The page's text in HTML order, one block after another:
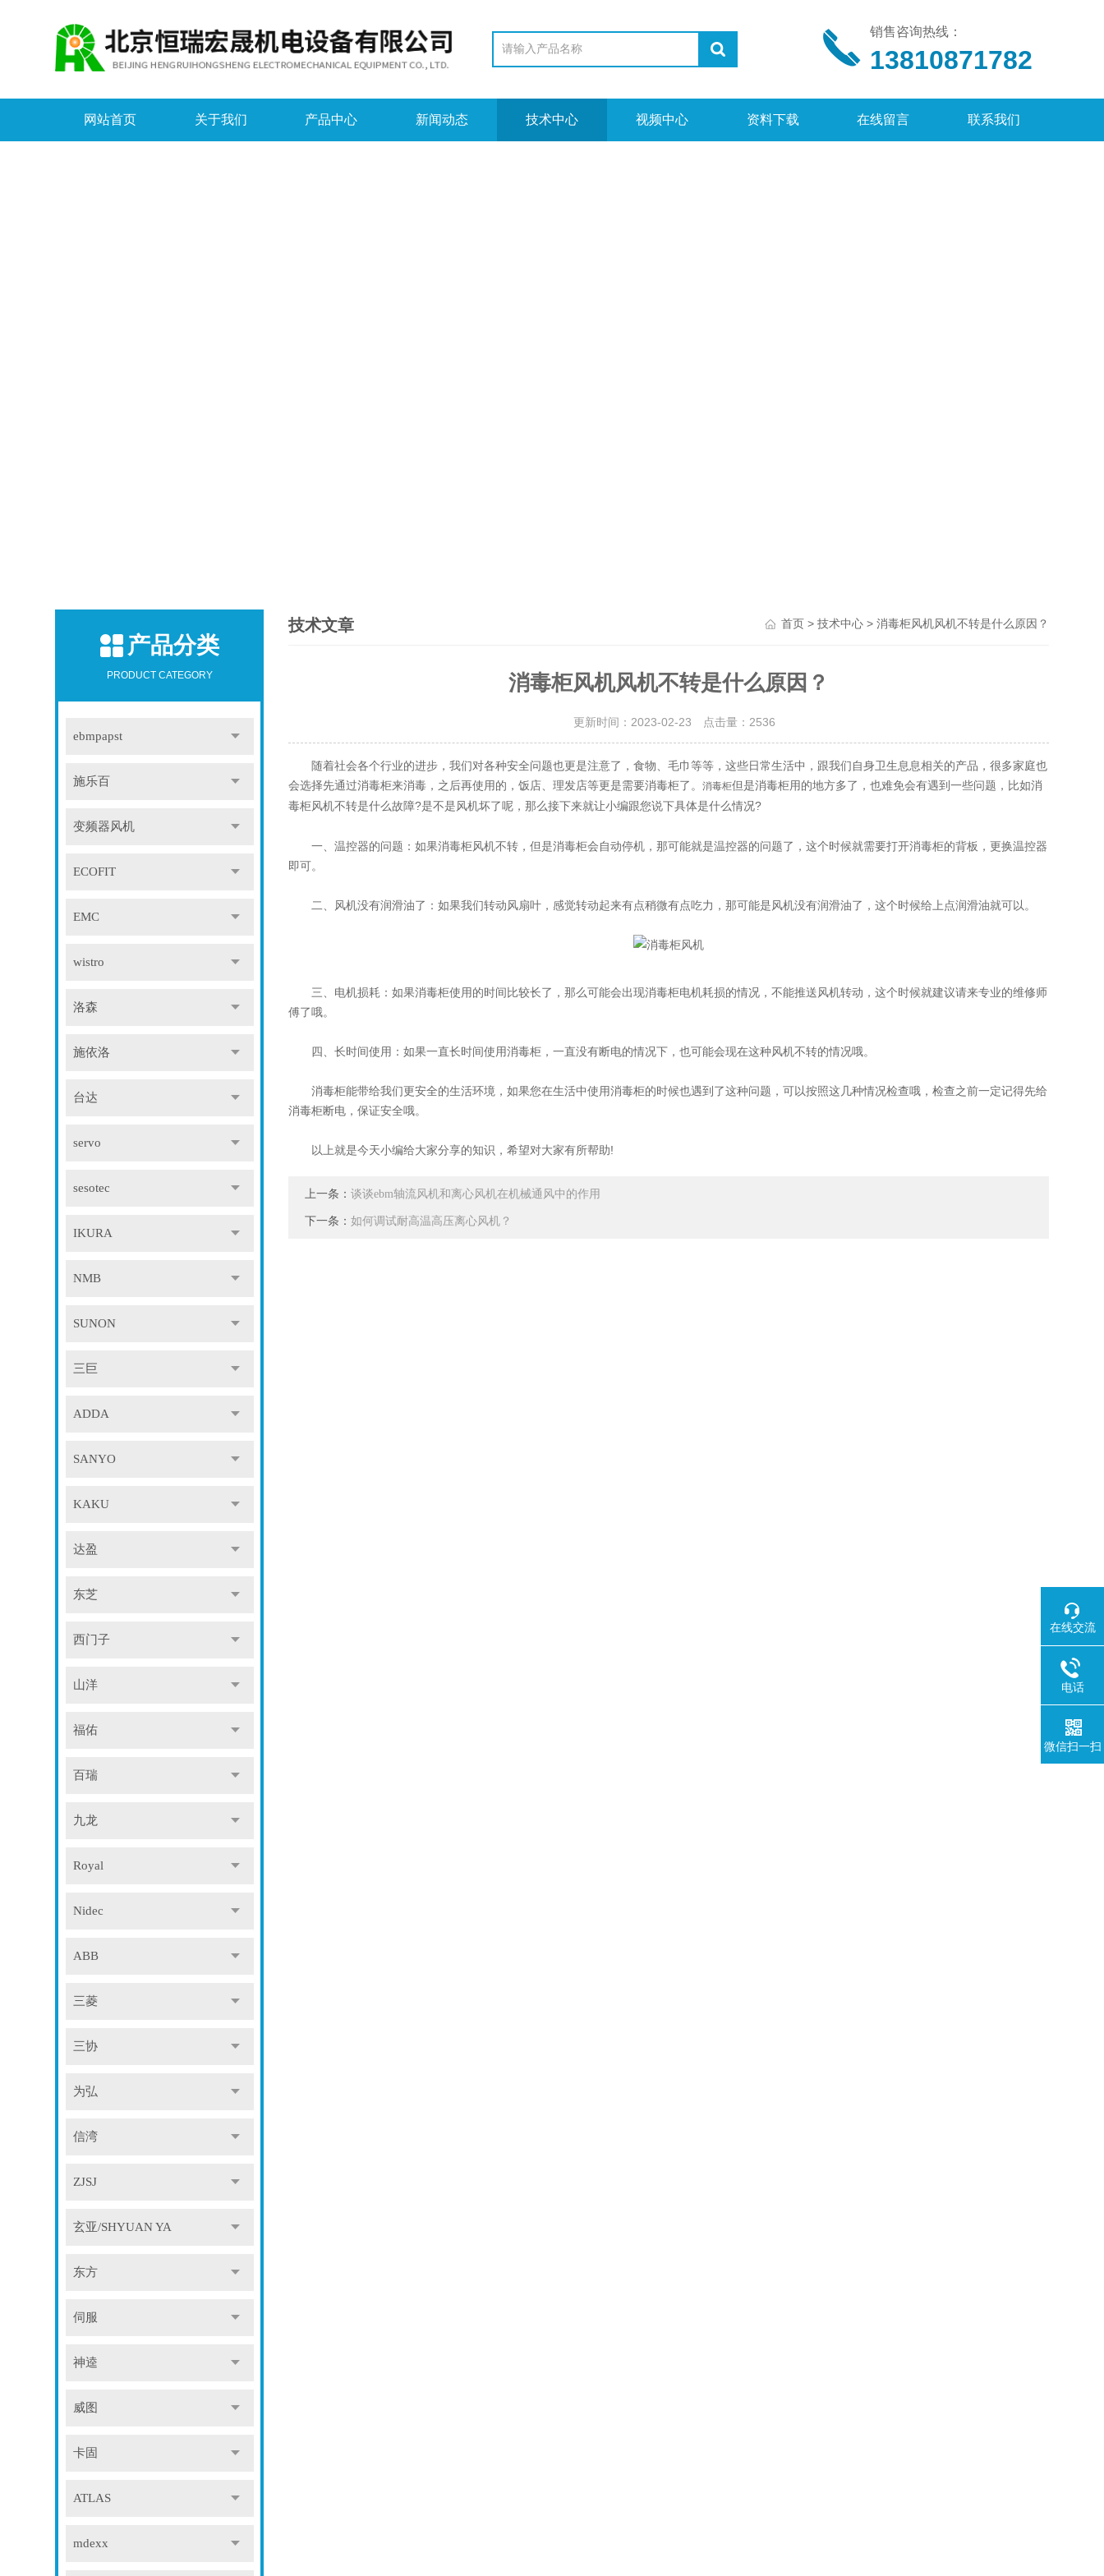
销售咨询热线：
13810871782
网站首页 关于我们 产品中心 新闻动态 技术中心 视频中心 资料下载 在线留言 联系我们
产品分类
PRODUCT CATEGORY
ebmpapst
施乐百
变频器风机
ECOFIT
EMC
wistro
洛森
施依洛
台达
servo
sesotec
IKURA
NMB
SUNON
三巨
ADDA
SANYO
KAKU
达盈
东芝
西门子
山洋
福佑
百瑞
九龙
Royal
Nidec
ABB
三菱
三协
为弘
信湾
ZJSJ
玄亚/SHYUAN YA
东方
伺服
神逵
威图
卡固
ATLAS
mdexx
技术文章 首页> 技术中心> 消毒柜风机风机不转是什么原因？
消毒柜风机风机不转是什么原因？
更新时间：2023-02-23 点击量： 2536
随着社会各个行业的进步，我们对各种安全问题也更是注意了，食物、毛巾等等，这些日常生活中，跟我们自身卫生息息相关的产品，很多家庭也
会选择先通过消毒柜来消毒，之后再使用的，饭店、理发店等更是需要消毒柜了。消毒柜但是消毒柜用的地方多了，也难免会有遇到一些问题，比如消
毒柜风机不转是什么故障?是不是风机坏了呢，那么接下来就让小编跟您说下具体是什么情况?
一、温控器的问题：如果消毒柜风机不转，但是消毒柜会自动停机，那可能就是温控器的问题了，这个时候就需要打开消毒柜的背板，更换温控器
即可。
二、风机没有润滑油了：如果我们转动风扇叶，感觉转动起来有点稍微有点吃力，那可能是风机没有润滑油了，这个时候给上点润滑油就可以。
三、电机损耗：如果消毒柜使用的时间比较长了，那么可能会出现消毒柜电机耗损的情况，不能推送风机转动，这个时候就建议请来专业的维修师
傅了哦。
四、长时间使用：如果一直长时间使用消毒柜，一直没有断电的情况下，也可能会现在这种风机不转的情况哦。
消毒柜能带给我们更安全的生活环境，如果您在生活中使用消毒柜的时候也遇到了这种问题，可以按照这几种情况检查哦，检查之前一定记得先给
消毒柜断电，保证安全哦。
以上就是今天小编给大家分享的知识，希望对大家有所帮助!
上一条：谈谈ebm轴流风机和离心风机在机械通风中的作用
下一条：如何调试耐高温高压离心风机？
在线交流
电话
微信扫一扫